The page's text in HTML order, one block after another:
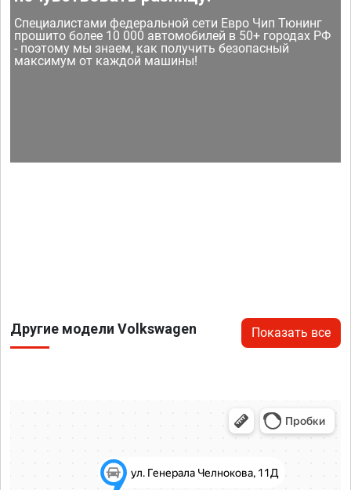
Специалистами федеральной сети Евро Чип Тюнинг
прошито более 10 000 автомобилей в 50+ городах РФ
- поэтому мы знаем, как получить безопасный
максимум от каждой машины!
Другие модели Volkswagen Показать все